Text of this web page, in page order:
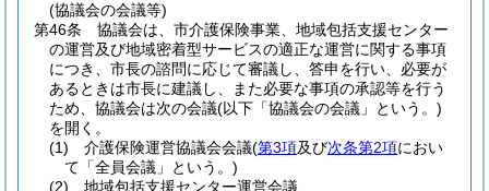
(協議会の会議等)
第46条
協議会は、市介護保険事業、地域包括支援センター
の運営及び地域密着型サービスの適正な運営に関する事項
につき、市長の諮問に応じて審議し、答申を行い、必要が
あるときは市長に建議し、また必要な事項の承認等を行う
ため、協議会は次の会議(以下「協議会の会議」という。)
を開く。
(1)
介護保険運営協議会会議(第3項及び次条第2項におい
て「全員会議」という。)
(2)
地域包括支援センター運営会議